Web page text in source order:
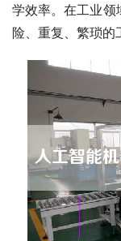
学效率。在工业领
险、重复、繁琐的